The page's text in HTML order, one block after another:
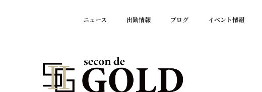
ニュース 出勤情報 ブログ イベント情報